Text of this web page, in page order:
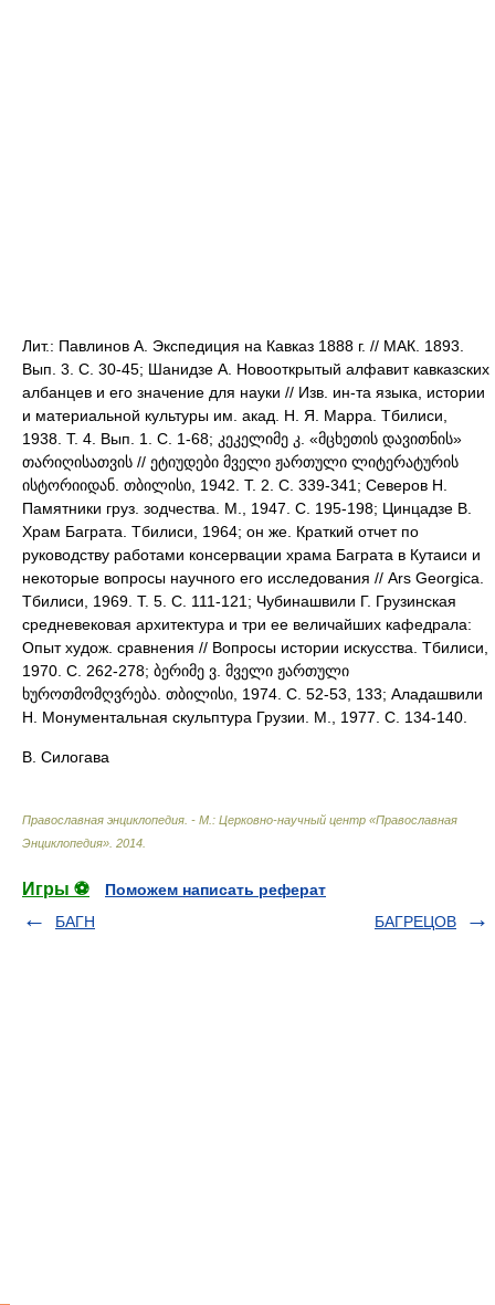
Лит.: Павлинов А. Экспедиция на Кавказ 1888 г. // МАК. 1893.
Вып. 3. С. 30-45; Шанидзе А. Новооткрытый алфавит кавказских
албанцев и его значение для науки // Изв. ин-та языка, истории
и материальной культуры им. акад. Н. Я. Марра. Тбилиси,
1938. Т. 4. Вып. 1. С. 1-68; კეკელიმე კ. «მცხეთის დავითნის»
თარიღისათვის // ეტიუდები მველი ჟართული ლიტერატურის
ისტორიიდან. თბილისი, 1942. Т. 2. С. 339-341; Северов Н.
Памятники груз. зодчества. М., 1947. С. 195-198; Цинцадзе В.
Храм Баграта. Тбилиси, 1964; он же. Краткий отчет по
руководству работами консервации храма Баграта в Кутаиси и
некоторые вопросы научного его исследования // Ars Georgica.
Тбилиси, 1969. Т. 5. С. 111-121; Чубинашвили Г. Грузинская
средневековая архитектура и три ее величайших кафедрала:
Опыт худож. сравнения // Вопросы истории искусства. Тбилиси,
1970. С. 262-278; ბერიმე ვ. მველი ჟართული
ხუროთმომღვრება. თბილისი, 1974. С. 52-53, 133; Аладашвили
Н. Монументальная скульптура Грузии. М., 1977. С. 134-140.
В. Силогава
Православная энциклопедия. - М.: Церковно-научный центр «Православная
Энциклопедия» 2014
Игры ⚽
Поможем написать реферат
БАГН
БАГРЕЦОВ